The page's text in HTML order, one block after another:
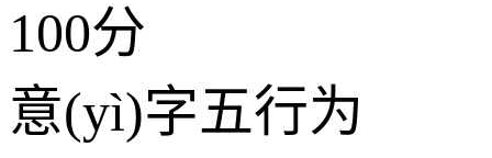
100分
意(yì)字五行为